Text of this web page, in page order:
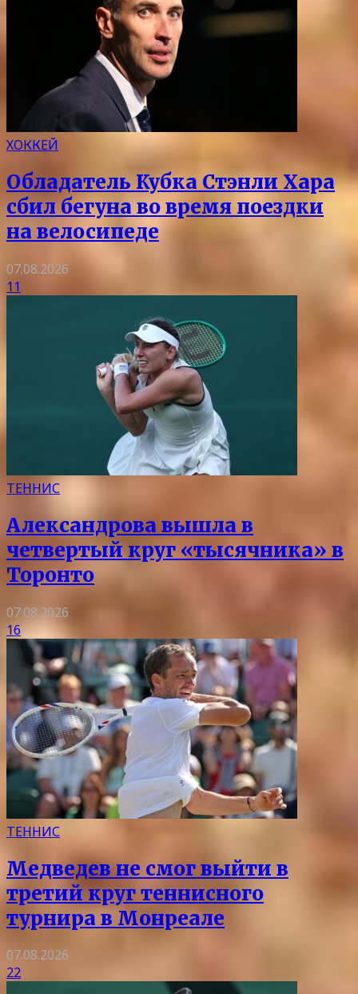
ХОККЕЙ
Обладатель Кубка Стэнли Хара
сбил бегуна во время поездки
на велосипеде
07.08.2026
11
ТЕННИС
Александрова вышла в
четвертый круг «тысячника» в
Торонто
07.08.2026
16
ТЕННИС
Медведев не смог выйти в
третий круг теннисного
турнира в Монреале
07.08.2026
22